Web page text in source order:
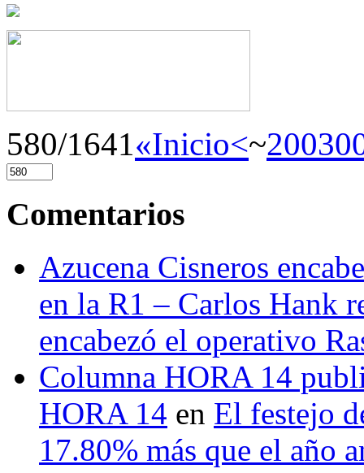
580/1641«Inicio<~200
Comentarios
Azucena Cisneros
en la R1 – Carlos Hank
encabezó el operativo
Columna HORA 14
HORA 14 en El festejo
17.80% más que el año